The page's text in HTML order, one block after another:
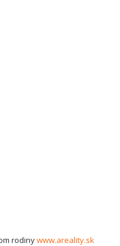
rodinywww.areality.sk